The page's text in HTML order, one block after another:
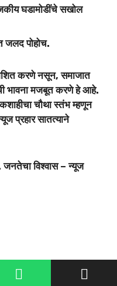
घडामोडींचे सखोल
जलद पोहोच.
करणे नसून, समाजात
भावना मजबूत करणे हे आहे.
चौथा स्तंभ म्हणून
प्रहार सातत्याने
जनतेचा विश्वास – न्यूज
withGeneratePress